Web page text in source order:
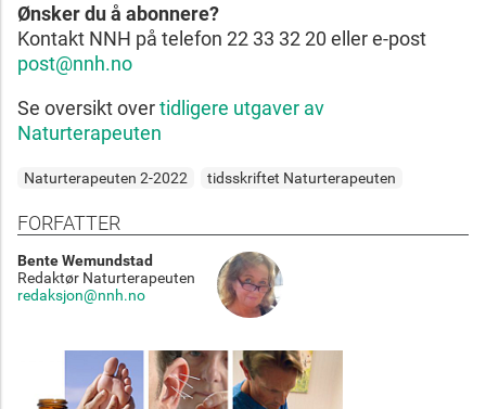
Ønsker du å abonnere?
Kontakt NNH på telefon 22 33 32 20 eller e-post
post@nnh.no
Se oversikt overtidligere utgaver av
Naturterapeuten
Naturterapeuten 2-2022 tidsskriftet Naturterapeuten
FORFATTER
Bente Wemundstad
Redaktør Naturterapeuten
redaksjon@nnh.no